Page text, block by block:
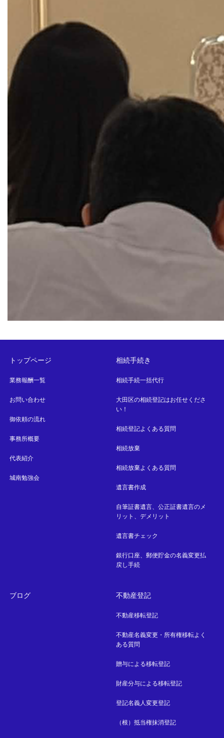
トップページ
業務報酬一覧
お問い合わせ
御依頼の流れ
事務所概要
代表紹介
城南勉強会
相続手続き
相続手続一括代行
大田区の相続登記はお任せくださ
い！
相続登記よくある質問
相続放棄
相続放棄よくある質問
遺言書作成
自筆証書遺言、公正証書遺言のメ
リット、デメリット
遺言書チェック
銀行口座、郵便貯金の名義変更払
戻し手続
ブログ 不動産登記
不動産移転登記
不動産名義変更・所有権移転よく
ある質問
贈与による移転登記
財産分与による移転登記
登記名義人変更登記
（根）抵当権抹消登記